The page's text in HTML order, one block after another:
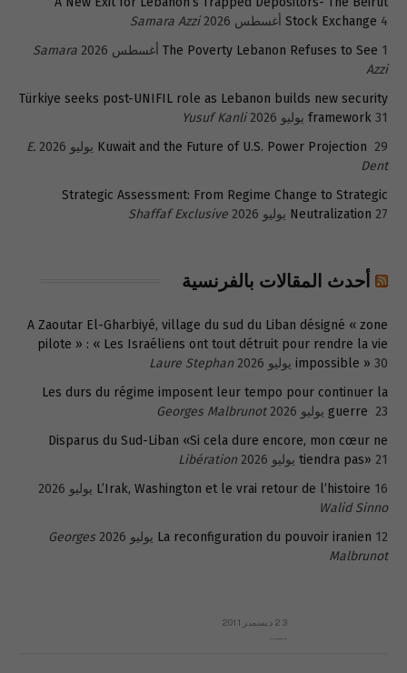
Stock Exchange 4 أغسطس 2026
Samara Azzi
The Poverty Lebanon Refuses to See 1 أغسطس 2026
Samara
Azzi
Türkiye seeks post-UNIFIL role as Lebanon builds new security
framework 31 يوليو 2026
Yusuf Kanli
Kuwait and the Future of U.S. Power Projection 29 يوليو 2026
E.
Dent
Strategic Assessment: From Regime Change to Strategic
Neutralization 27 يوليو 2026 Shaffaf Exclusive
أحدث المقالات بالفرنسية
A Zaoutar El-Gharbiyé, village du sud du Liban désigné « zone
pilote » : « Les Israéliens ont tout détruit pour rendre la vie
impossible » 30 يوليو 2026
Laure Stephan
Les durs du régime imposent leur tempo pour continuer la
guerre 23 يوليو 2026
Georges Malbrunot
Disparus du Sud-Liban «Si cela dure encore, mon cœur ne
tiendra pas» 21 يوليو 2026
Libération
L’Irak, Washington et le vrai retour de l’histoire 16 يوليو 2026
Walid Sinno
La reconfiguration du pouvoir iranien 12 يوليو 2026
Georges
Malbrunot
23 ديسمبر 2011